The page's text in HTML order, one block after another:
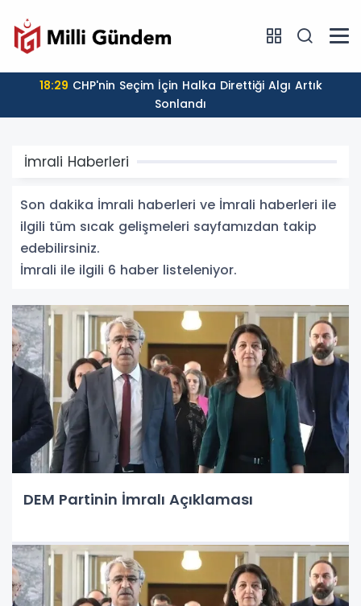
18:29
Sonlandı
İmrali Haberleri
Son dakika İmrali haberleri ve İmrali haberleri ile
ilgili tüm sıcak gelişmeleri sayfamızdan takip
edebilirsiniz.
İmrali ile ilgili 6 haber listeleniyor.
DEM Partinin İmralı Açıklaması